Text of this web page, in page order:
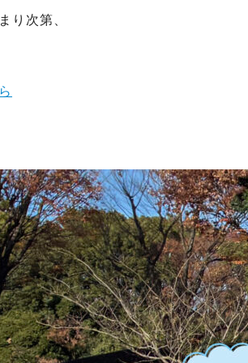
り次第、